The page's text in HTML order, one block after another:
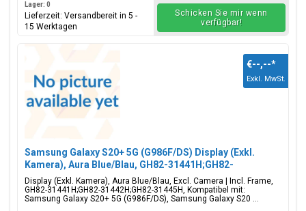
Lager: 0
Lieferzeit: Versandbereit in 5 -
15 Werktagen
Schicken Sie mir wenn
verfügbar!
Samsung Galaxy S20+ 5G (G986F/DS) Display (Exkl.
Kamera), Aura Blue/Blau, GH82-31441H;GH82-
31442H;GH82-31445H
Display (Exkl. Kamera), Aura Blue/Blau, Excl. Camera | Incl. Frame,
GH82-31441H;GH82-31442H;GH82-31445H, Kompatibel mit:
Samsung Galaxy S20+ 5G (G986F/DS), Samsung Galaxy S20 ...
€--,--*
Exkl. MwSt.